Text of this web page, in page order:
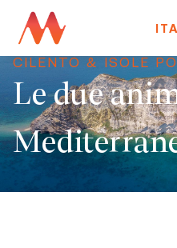
ITA
CILENTO & ISOLE
Le due